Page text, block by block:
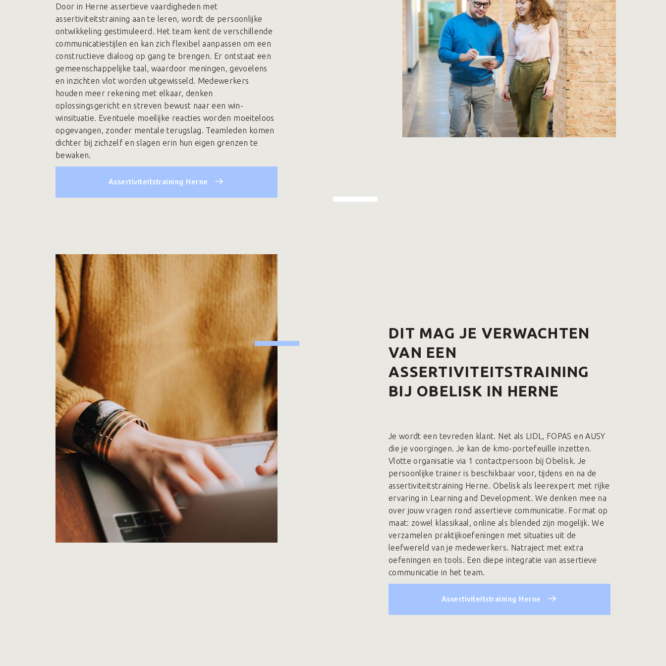
Door in Herne assertieve vaardigheden met
assertiviteitstraining aan te leren, wordt de persoonlijke
ontwikkeling gestimuleerd. Het team kent de verschillende
communicatiestijlen en kan zich flexibel aanpassen om een
constructieve dialoog op gang te brengen. Er ontstaat een
gemeenschappelijke taal, waardoor meningen, gevoelens
en inzichten vlot worden uitgewisseld. Medewerkers
houden meer rekening met elkaar, denken
oplossingsgericht en streven bewust naar een win-
winsituatie. Eventuele moeilijke reacties worden moeiteloos
opgevangen, zonder mentale terugslag. Teamleden komen
dichter bij zichzelf en slagen erin hun eigen grenzen te
bewaken.
Assertiviteitstraining Herne
DIT MAG JE VERWACHTEN
VAN EEN
ASSERTIVITEITSTRAINING
BIJ OBELISK IN HERNE
Je wordt een tevreden klant. Net als LIDL, FOPAS en AUSY
die je voorgingen. Je kan de kmo-portefeuille inzetten.
Vlotte organisatie via 1 contactpersoon bij Obelisk. Je
persoonlijke trainer is beschikbaar voor, tijdens en na de
assertiviteitstraining Herne. Obelisk als leerexpert met rijke
ervaring in Learning and Development. We denken mee na
over jouw vragen rond assertieve communicatie. Format op
maat: zowel klassikaal, online als blended zijn mogelijk. We
verzamelen praktijkoefeningen met situaties uit de
leefwereld van je medewerkers. Natraject met extra
oefeningen en tools. Een diepe integratie van assertieve
communicatie in het team.
Assertiviteitstraining Herne